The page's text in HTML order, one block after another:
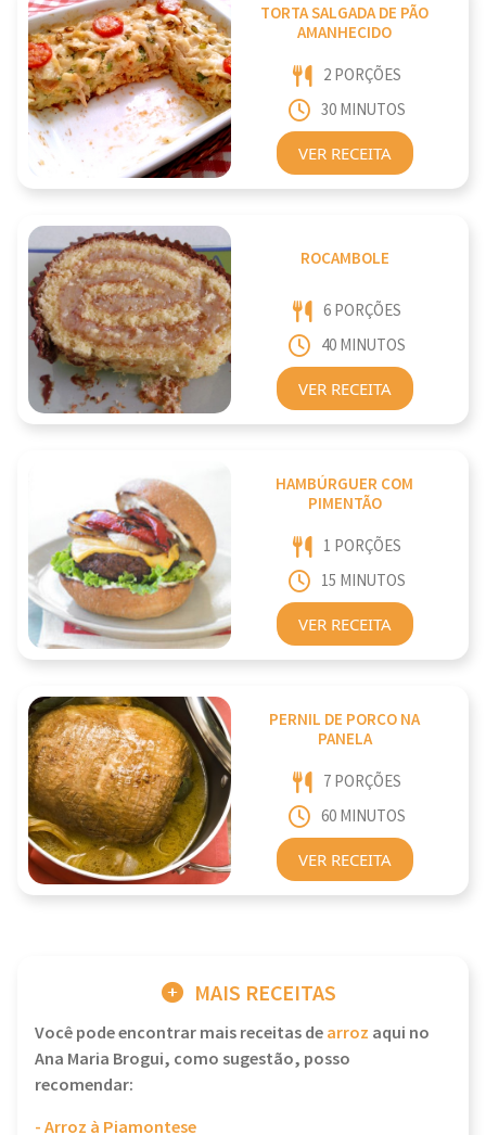
TORTA SALGADA DE PÃO
AMANHECIDO
2 PORÇÕES
30 MINUTOS
VER RECEITA
ROCAMBOLE
6 PORÇÕES
40 MINUTOS
VER RECEITA
HAMBÚRGUER COM
PIMENTÃO
1 PORÇÕES
15 MINUTOS
VER RECEITA
PERNIL DE PORCO NA
PANELA
7 PORÇÕES
60 MINUTOS
VER RECEITA
MAIS RECEITAS
Você pode encontrar mais receitas dearroz aqui no
Ana Maria Brogui, como sugestão, posso
recomendar:
- Arroz à Piamontese